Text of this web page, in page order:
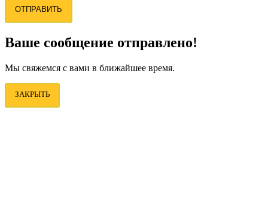
ОТПРАВИТЬ
Ваше сообщение отправлено!
Мы свяжемся с вами в ближайшее время.
ЗАКРЫТЬ